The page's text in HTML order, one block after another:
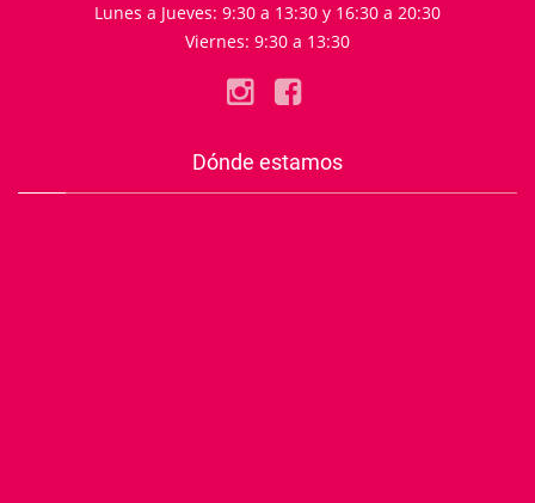
Lunes a Jueves: 9:30 a 13:30 y 16:30 a 20:30
Viernes: 9:30 a 13:30
Dónde estamos